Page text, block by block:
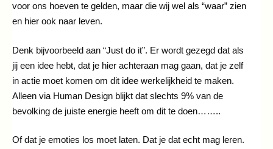
voor ons hoeven te gelden, maar die wij wel als “waar” zien
en hier ook naar leven.
Denk bijvoorbeeld aan “Just do it”. Er wordt gezegd dat als
jij een idee hebt, dat je hier achteraan mag gaan, dat je zelf
in actie moet komen om dit idee werkelijkheid te maken.
Alleen via Human Design blijkt dat slechts 9% van de
bevolking de juiste energie heeft om dit te doen……..
Of dat je emoties los moet laten. Dat je dat echt mag leren.